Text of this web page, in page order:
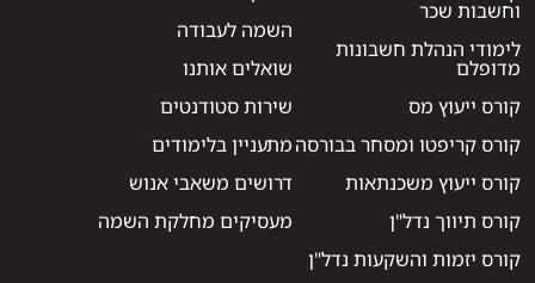
וחשבות שכר
לימודי הנהלת חשבונות
מדופלם
קורס ייעוץ מס
קורס קריפטו ומסחר בבורסה
קורס ייעוץ משכנתאות
קורס תיווך נדל"ן
קורס יזמות והשקעות נדל"ן
השמה לעבודה
שואלים אותנו
שירות סטודנטים
מתעניין בלימודים
דרושים משאבי אנוש
מעסיקים מחלקת השמה